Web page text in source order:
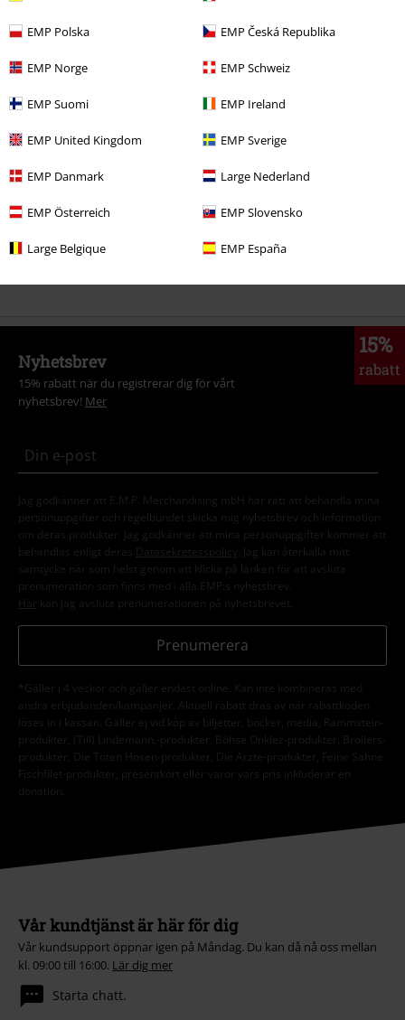
EMP Polska EMP Česká Republika
EMP Norge EMP Schweiz
EMP Suomi EMP Ireland
EMP United Kingdom EMP Sverige
EMP Danmark Large Nederland
EMP Österreich EMP Slovensko
Large Belgique EMP España
More categories. More options.
15%
rabatt
Nyhetsbrev
15% rabatt när du registrerar dig för vårt
nyhetsbrev! Mer
Jag godkänner att E.M.P. Merchandising mbH har rätt att behandla mina
personuppgifter och regelbundet skicka mig nyhetsbrev och information
om deras produkter. Jag godkänner att mina personuppgifter kommer att
behandlas enligt deras
Datasekretesspolicy
. Jag kan återkalla mitt
samtycke när som helst genom att klicka på länken för att avsluta
prenumeration som finns med i alla EMP:s nyhetsbrev.
Här kan jag avsluta prenumerationen på nyhetsbrevet.
Prenumerera
*Gäller i 4 veckor och gäller endast online. Kan inte kombineras med
andra erbjudanden/kampanjer. Aktuell rabatt dras av när rabattkoden
löses in i kassan. Gäller ej vid köp av biljetter, böcker, media, Rammstein-
produkter, (Till) Lindemann,-produkter, Böhse Onklez-produkter, Broilers-
produkter, Die Toten Hosen-produkter, Die Ärzte-produkter, Feine Sahne
Fischfilet-produkter, presentkort eller varor vars pris inkluderar en
donation.
Vår kundtjänst är här för dig
Vår kundsupport öppnar igen på Måndag. Du kan då nå oss mellan
kl. 09:00 till 16:00. Lär dig mer
Starta chatt.